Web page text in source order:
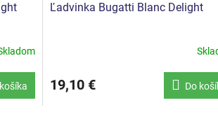
Ľadvinka Bugatti Blanc Delight
19,10 € Do